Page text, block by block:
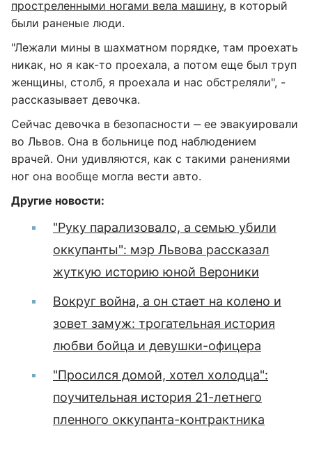
простреленными ногами вела машину, в который
были раненые люди.
"Лежали мины в шахматном порядке, там проехать
никак, но я как-то проехала, а потом еще был труп
женщины, столб, я проехала и нас обстреляли", -
рассказывает девочка.
Сейчас девочка в безопасности ‒ ее эвакуировали
во Львов. Она в больнице под наблюдением
врачей. Они удивляются, как с такими ранениями
ног она вообще могла вести авто.
Другие новости:
"Руку парализовало, а семью убили
оккупанты": мэр Львова рассказал
жуткую историю юной Вероники
Вокруг война, а он стает на колено и
зовет замуж: трогательная история
любви бойца и девушки-офицера
"Просился домой, хотел холодца":
поучительная история 21-летнего
пленного оккупанта-контрактника